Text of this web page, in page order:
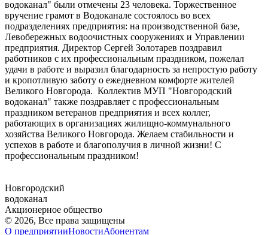
водоканал" были отмечены 23 человека. Торжественное
вручение грамот в Водоканале состоялось во всех
подразделениях предприятия: на производственной базе,
Левобережных водоочистных сооружениях и Управлении
предприятия. Директор Сергей Золотарев поздравил
работников с их профессиональным праздником, пожелал
удачи в работе и выразил благодарность за непростую работу
и кропотливую заботу о ежедневном комфорте жителей
Великого Новгорода. Коллектив МУП "Новгородский
водоканал" также поздравляет с профессиональным
праздником ветеранов предприятия и всех коллег,
работающих в организациях жилищно-коммунального
хозяйства Великого Новгорода. Желаем стабильности и
успехов в работе и благополучия в личной жизни! С
профессиональным праздником!
Новгородский
водоканал
Акционерное общество
© 2026, Все права защищены
О предприятииНовостиАбонентам